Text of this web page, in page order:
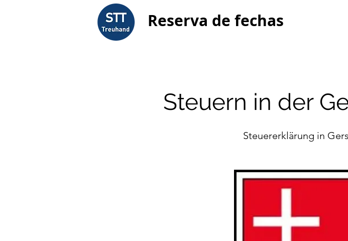
Reserva de fechas
Steuern in der
Steuererklärung in